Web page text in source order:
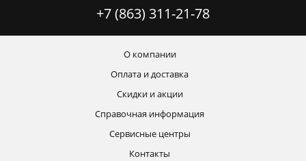
+7 (863) 311-21-78
О компании
Оплата и доставка
Скидки и акции
Справочная информация
Сервисные центры
Контакты